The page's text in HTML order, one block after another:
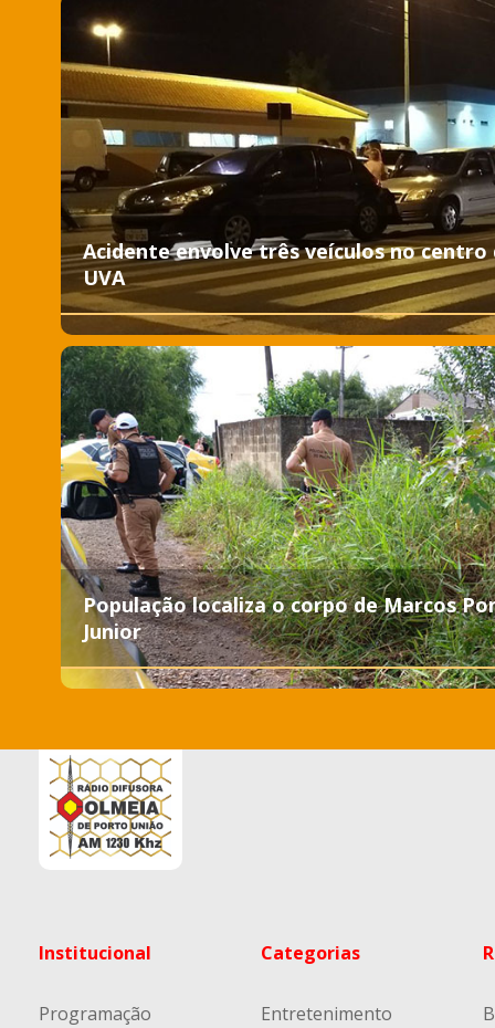
Acidente envolve três veículos no centro
UVA
População localiza o corpo de Marcos
Junior
Institucional
Programação
Categorias
Entretenimento